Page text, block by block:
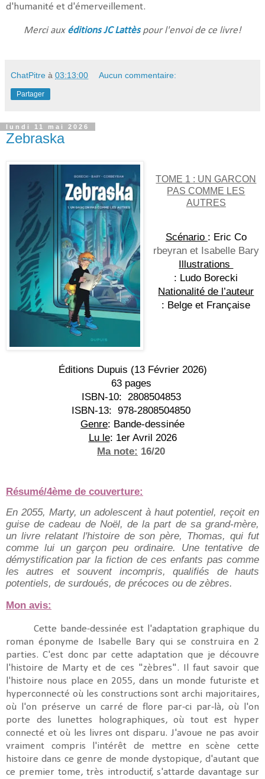
d'humanité et d'émerveillement.
Merci aux éditions JC Lattès pour l'envoi de ce livre!
ChatPitre à 03:13:00 Aucun commentaire:
Partager
lundi 11 mai 2026
Zebraska
TOME 1 : UN GARCON
PAS COMME LES
AUTRES
Scénario : Eric Co
rbeyran et Isabelle Bary
Illustrations
: Ludo Borecki
Nationalité de l’auteur
: Belge et Française
Éditions Dupuis (13 Février 2026)
63 pages
ISBN-10: ‎ 2808504853
ISBN-13: ‎ 978-2808504850
Genre: Bande-dessinée
Lu le: 1er Avril 2026
Ma note: 16/20
Résumé/4ème de couverture:
En 2055, Marty, un adolescent à haut potentiel, reçoit en
guise de cadeau de Noël, de la part de sa grand-mère,
un livre relatant l'histoire de son père, Thomas, qui fut
comme lui un garçon peu ordinaire. Une tentative de
démystification par la fiction de ces enfants pas comme
les autres et souvent incompris, qualifiés de hauts
potentiels, de surdoués, de précoces ou de zèbres.
Mon avis:
Cette bande-dessinée est l'adaptation graphique du
roman éponyme de Isabelle Bary qui se construira en 2
parties. C'est donc par cette adaptation que je découvre
l'histoire de Marty et de ces "zèbres". Il faut savoir que
l'histoire nous place en 2055, dans un monde futuriste et
hyperconnecté où les constructions sont archi majoritaires,
où l'on préserve un carré de flore par-ci par-là, où l'on
porte des lunettes holographiques, où tout est hyper
connecté et où les livres ont disparu. J'avoue ne pas avoir
vraiment compris l'intérêt de mettre en scène cette
histoire dans ce genre de monde dystopique, d'autant que
ce premier tome, très introductif, s'attarde davantage sur